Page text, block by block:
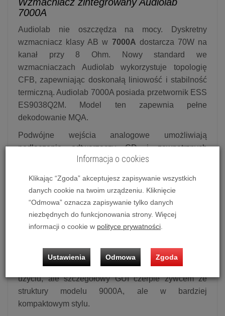
7000A
Audiolab nie oszczędza na mocy. Dyskretny
wzmacniacz klasy AB w 7000A dostarcza 70W na
kanał przy 8 Ohm. Nowy standard we
wzmacniaczach Audiolab wykorzystuje topologię
CFB, zapewniając doskonałą liniowość i stabilność
termiczną. Audiolab 7000A posiada przetwornik ESS
ES9038Q2M. Model ten zapewnia pełne
dekodowanie MQA.
Podwójne wejścia analogowe umożliwiają
podłączenie odtwarzaczy CD i zewnętrznych
przetworników, wejścia cyfrowe coax i SPDIF -
aptX pozwala na odtwarzanie bezprzewodowe.
7000A przenosi łączność na nowy poziom za
pomocą
HDMI ARC do użycia z np. z telewizorami.
Nie zapominajmy również o bezpośrednim
Do dyspozycji otrzymujemy pełnokolorowy
wyświetlacz IPS 2.8 cala (480x640 mm). Prosty w
użyciu, ale szczegółowy GUI czerpie żywcem ze
struktury modelu 9000A, ale w bardziej
kompaktowym stylu.
Informacja o cookies
Klikając “Zgoda” akceptujesz zapisywanie wszystkich
danych cookie na twoim urządzeniu. Kliknięcie
“Odmowa” oznacza zapisywanie tylko danych
niezbędnych do funkcjonowania strony. Więcej
informacji o cookie w polityce prywatności
Ustawienia Odmowa Zgoda